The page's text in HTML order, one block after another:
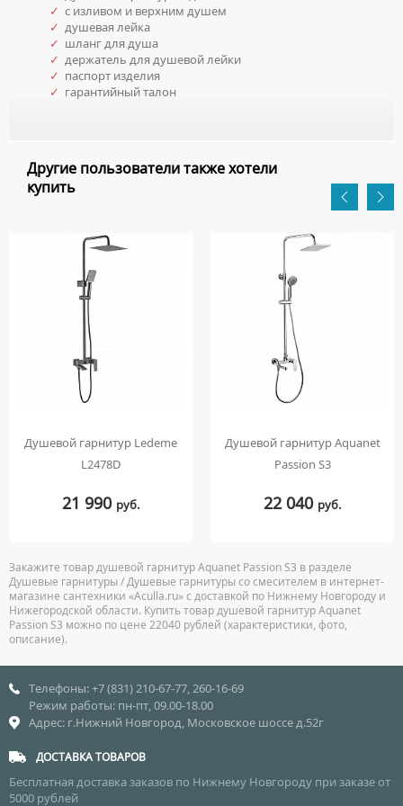
✓ с изливом и верхним душем
✓ душевая лейка
✓ шланг для душа
✓ держатель для душевой лейки
✓ паспорт изделия
✓ гарантийный талон
Другие пользователи также хотели
купить
Душевой гарнитур Ledeme
L2478D
21 990 руб.
Душевой гарнитур Aquanet
Passion S3
22 040 руб.
Закажите товар душевой гарнитур Aquanet Passion S3 в разделе
Душевые гарнитуры / Душевые гарнитуры со смесителем в интернет-
магазине сантехники «Aculla.ru» с доставкой по Нижнему Новгороду и
Нижегородской области. Купить товар душевой гарнитур Aquanet
Passion S3 можно по цене 22040 рублей (характеристики, фото,
описание).
Телефоны: +7 (831) 210-67-77, 260-16-69
Режим работы: пн-пт, 09.00-18.00
Адрес: г.Нижний Новгород, Московское шоссе д.52г
ДОСТАВКА ТОВАРОВ
Бесплатная доставка заказов по Нижнему Новгороду при заказе от
5000 рублей